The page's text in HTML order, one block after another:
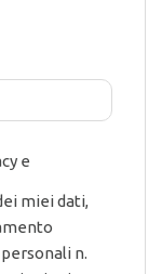
e
miei dati,
n.